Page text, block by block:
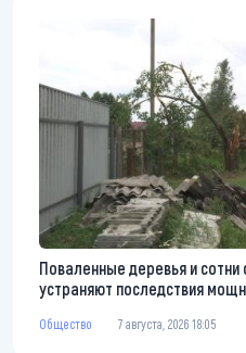
Поваленные деревья и сотни
устраняют последствия
Общество 7 августа, 2026 18:05